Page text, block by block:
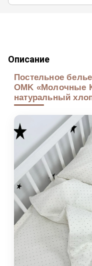
Описание
Постельное
OMK «Молочные
натуральный